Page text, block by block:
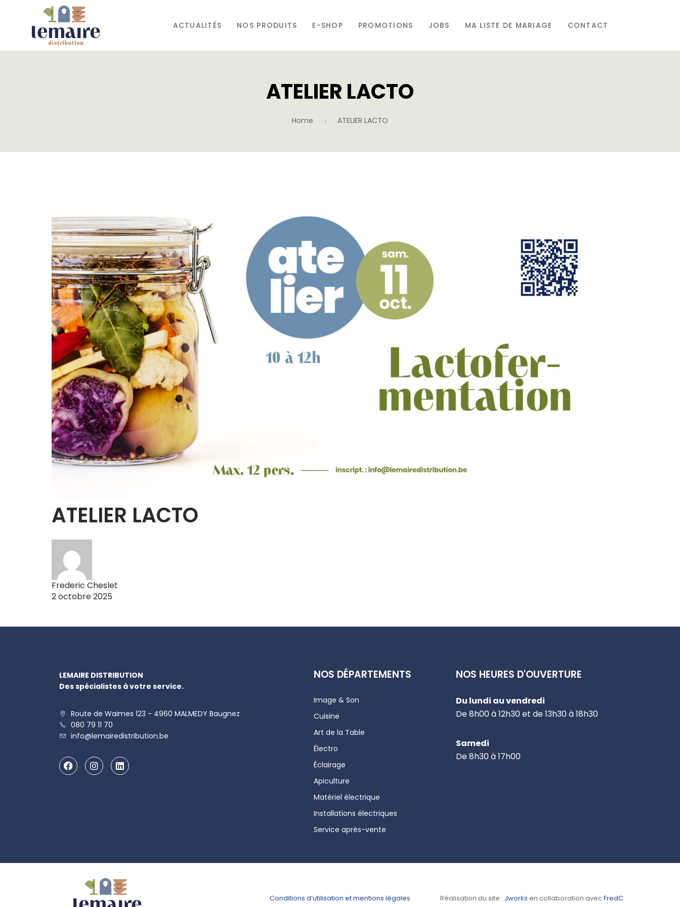
ACTUALITÉS NOS PRODUITS E-SHOP PROMOTIONS JOBS MA LISTE DE MARIAGE CONTACT
ATELIER LACTO
Home ATELIER LACTO
ATELIER LACTO
Frederic Cheslet
2 octobre 2025
LEMAIRE DISTRIBUTION
Des spécialistes à votre service.
Route de Waimes 123 - 4960 MALMEDY Baugnez
080 79 11 70
info@lemairedistribution.be
NOS DÉPARTEMENTS
Image & Son
Cuisine
Art de la Table
Électro
Éclairage
Apiculture
Matériel électrique
Installations électriques
Service après-vente
NOS HEURES D'OUVERTURE
Du lundi au vendredi
De 8h00 à 12h30 et de 13h30 à 18h30
Samedi
De 8h30 à 17h00
Conditions d’utilisation et mentions légales Réalisation du site : Jworks en collaboration avecFredC